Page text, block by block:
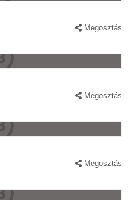
Megosztás
Megosztás
Megosztás